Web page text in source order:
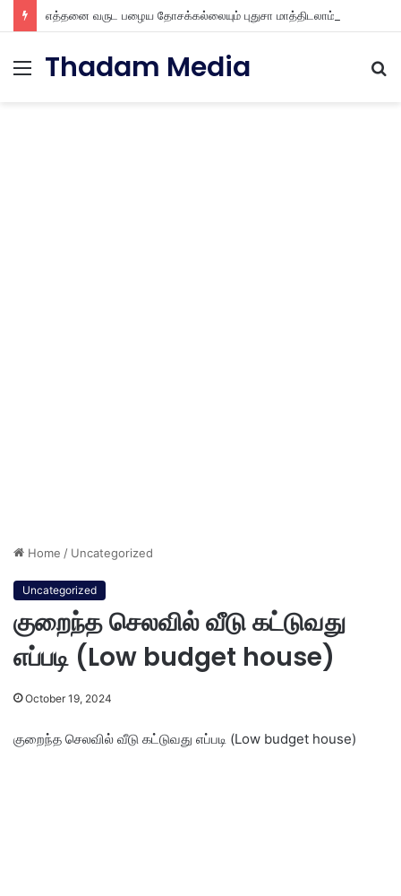
Menu
Thadam Media
Home / Uncategorized
Uncategorized
குறைந்த செலவில் வீடு கட்டுவது
எப்படி (Low budget house)
October 19, 2024
குறைந்த செலவில் வீடு கட்டுவது எப்படி (Low budget house)